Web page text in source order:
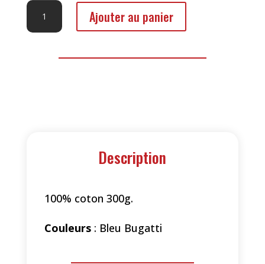
quantité
Blouson
Ajouter au panier
Description
100% coton 300g.
Couleurs: Bleu Bugatti